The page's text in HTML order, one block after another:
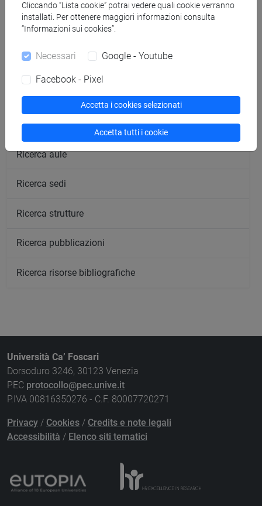
segui il feed
Ricerca persone
Ricerca insegnamenti
Ricerca aule
Ricerca sedi
Ricerca strutture
Ricerca pubblicazioni
Ricerca risorse bibliografiche
Università Ca’ Foscari
Dorsoduro 3246, 30123 Venezia
PEC protocollo@pec.unive.it
P.IVA 00816350276 - C.F. 80007720271
Privacy / Cookies / Credits e note legali
Accessibilità / Elenco siti tematici
Cliccando “Lista cookie” potrai vedere quali cookie verranno
installati. Per ottenere maggiori informazioni consulta
“Informazioni sui cookies”.
Necessari Google - Youtube
Facebook - Pixel
Accetta i cookies selezionati
Accetta tutti i cookie